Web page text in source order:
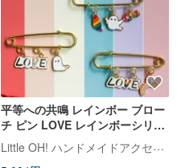
平等への共鳴 レインボー ブロー
チ ピン LOVE レインボーシリー
ズ プレゼント交換 ハロウィン Little OH! ハンドメイドアクセサリー